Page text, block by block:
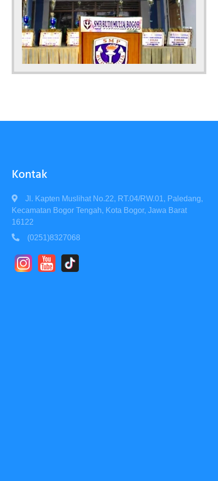
Kontak
Jl. Kapten Muslihat No.22, RT.04/RW.01, Paledang,
Kecamatan Bogor Tengah, Kota Bogor, Jawa Barat
16122
(0251)8327068